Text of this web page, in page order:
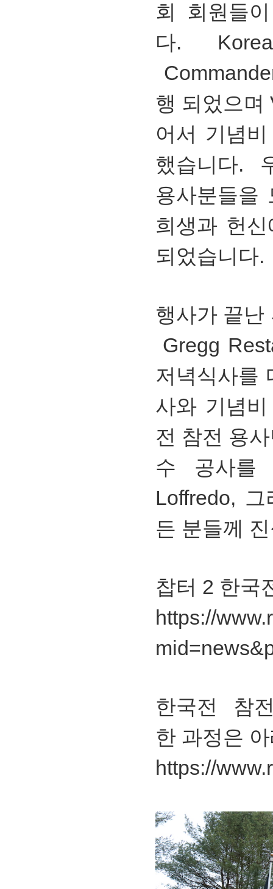
회 회원들
다.
행 되었으며
어서 기념
했습니다.
용사분들을
희생과 헌
되었습니다.
행사가 끝난
Gregg
저녁식사를
사와 기념
전 참전 용
수 공사를
Loffredo,
든 분들께
찹터 2 한국
https://
한국전 참
한 과정은
https://